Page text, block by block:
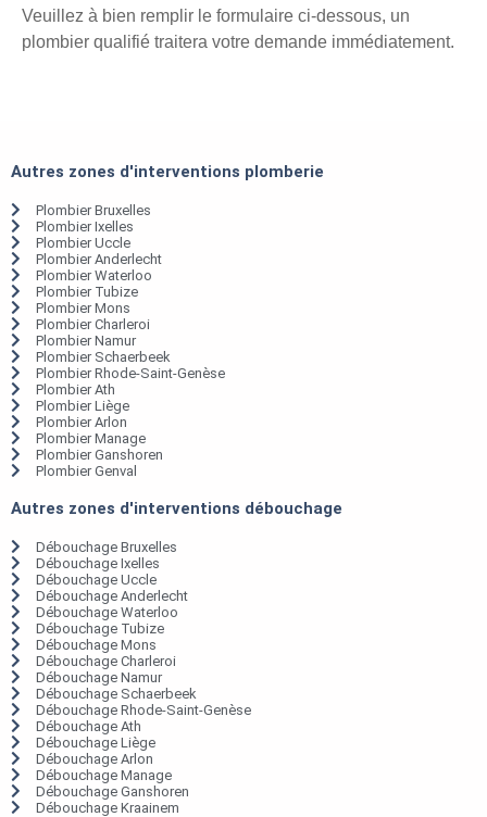
Veuillez à bien remplir le formulaire ci-dessous, un
plombier qualifié traitera votre demande immédiatement.
Autres zones d'interventions plomberie
Plombier Bruxelles
Plombier Ixelles
Plombier Uccle
Plombier Anderlecht
Plombier Waterloo
Plombier Tubize
Plombier Mons
Plombier Charleroi
Plombier Namur
Plombier Schaerbeek
Plombier Rhode-Saint-Genèse
Plombier Ath
Plombier Liège
Plombier Arlon
Plombier Manage
Plombier Ganshoren
Plombier Genval
Autres zones d'interventions débouchage
Débouchage Bruxelles
Débouchage Ixelles
Débouchage Uccle
Débouchage Anderlecht
Débouchage Waterloo
Débouchage Tubize
Débouchage Mons
Débouchage Charleroi
Débouchage Namur
Débouchage Schaerbeek
Débouchage Rhode-Saint-Genèse
Débouchage Ath
Débouchage Liège
Débouchage Arlon
Débouchage Manage
Débouchage Ganshoren
Débouchage Kraainem